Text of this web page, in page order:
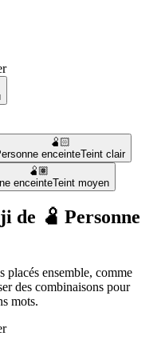
🫄🏻
enceinteTeint clair
🫄🏽
enceinteTeint moyen
de 🫄 Personne
placés ensemble, comme
des combinaisons pour
mots.